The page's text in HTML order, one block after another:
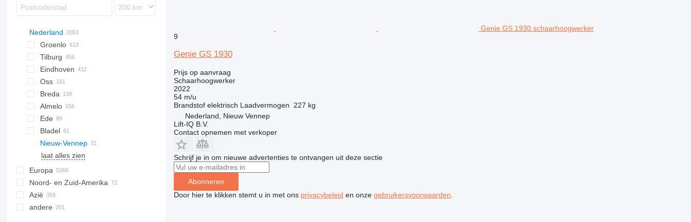
Nederland
Groenlo
Tilburg
Eindhoven
Oss
Breda
Almelo
Ede
Bladel
Nieuw-Vennep
laat alles zien
Europa
Polen
Spanje
Duitsland
Noord- en Zuid-Amerika
Mexico
VS
Azië
China
andere
Genie GS 1930 schaarhoogwerker
9
Genie GS 1930
Prijs op aanvraag
Schaarhoogwerker
2022
54 m/u
Brandstof elektrisch Laadvermogen
227 kg
Nederland, Nieuw Vennep
Lift-IQ B.V.
Contact opnemen met verkoper
Schrijf je in om nieuwe advertenties te ontvangen uit deze sectie
Abonneren
Door hier te klikken stemt u in met ons privacybeleid en onze gebruikersvoorwaarden